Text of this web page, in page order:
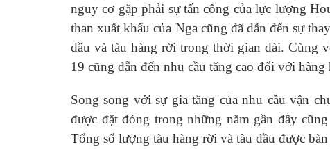
nguy cơ gặp phải sự tấn công của lực lượng
than xuất khẩu của Nga cũng đã dẫn đến sự
dầu và tàu hàng rời trong thời gian dài. Cùng
19 cũng dẫn đến nhu cầu tăng cao đối với
Song song với sự gia tăng của nhu cầu vận
được đặt đóng trong những năm gần đây
Tổng số lượng tàu hàng rời và tàu dầu được